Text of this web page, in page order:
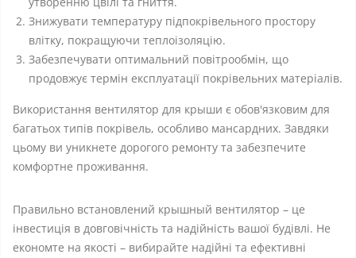
Знижувати температуру підпокрівельного простору
влітку, покращуючи теплоізоляцію.
Забезпечувати оптимальний повітрообмін, що
продовжує термін експлуатації покрівельних матеріалів.
Використання вентилятор для крыши є обов'язковим для
багатьох типів покрівель, особливо мансардних. Завдяки
цьому ви уникнете дорогого ремонту та забезпечите
комфортне проживання.
Правильно встановлений крышный вентилятор – це
інвестиція в довговічність та надійність вашої будівлі. Не
економте на якості – вибирайте надійні та ефективні